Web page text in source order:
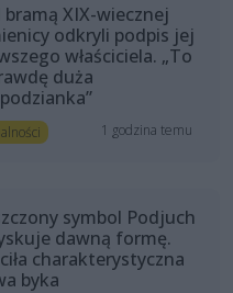
bramą XIX-wiecznej
odkryli podpis jej
właściciela. „To
duża
1 godzina temu
symbol Podjuch
dawną formę.
charakterystyczna
byka